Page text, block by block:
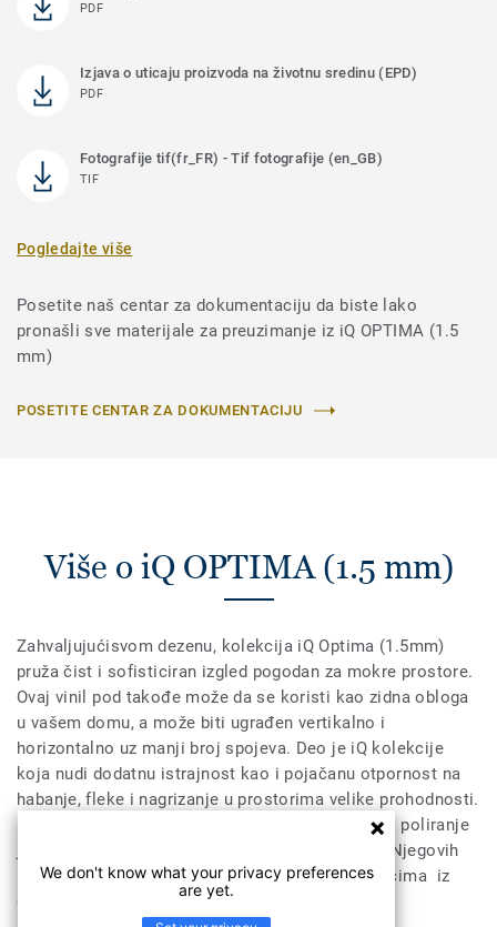
PDF
Izjava o uticaju proizvoda na životnu sredinu (EPD)
PDF
Fotografije tif(fr_FR) - Tif fotografije (en_GB)
TIF
Pogledajte više
Posetite naš centar za dokumentaciju da biste lako
pronašli sve materijale za preuzimanje iz iQ OPTIMA (1.5
mm)
POSETITE CENTAR ZA DOKUMENTACIJU
Više o iQ OPTIMA (1.5 mm)
Zahvaljujućisvom dezenu, kolekcija iQ Optima (1.5mm)
pruža čist i sofisticiran izgled pogodan za mokre prostore.
Ovaj vinil pod takođe može da se koristi kao zidna obloga
u vašem domu, a može biti ugrađen vertikalno i
horizontalno uz manji broj spojeva. Deo je iQ kolekcije
koja nudi dodatnu istrajnost kao i pojačanu otpornost na
habanje, fleke i nagrizanje u prostorima velike prohodnosti.
Nema potrebe za voskiranjem, jednostavno suvo poliranje
je dovoljno da se povrati prvobitan izgled poda. Njegovih
10 boja se uklapa sa drugim proizvodima i dodacima iz
grupe iQ Optima integrisanih rešenja.
We don't know what your privacy preferences
are yet.